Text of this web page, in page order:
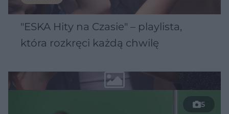
"ESKA Hity na Czasie" – playlista,
która rozkręci każdą chwilę
5